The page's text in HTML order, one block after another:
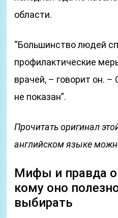
области.
“Большинство людей
профилактические
врачей, – говорит он.
не показан”.
Прочитать оригинал
английском языке
Мифы и правда
кому оно
выбирать